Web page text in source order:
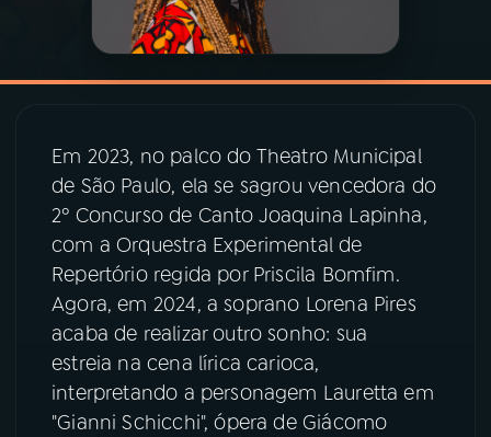
PODCASTS
06VIDEOCASTS
07 ÚLTIMAS
08PRÊMIO RÁDIO MEC
ACOMPANHE A RÁDIO MEC
YouTube Facebook
Instagram
Em 2023, no palco do Theatro Municipal
de São Paulo, ela se sagrou vencedora do
2º Concurso de Canto Joaquina Lapinha,
com a Orquestra Experimental de
Repertório regida por Priscila Bomfim.
Agora, em 2024, a soprano Lorena Pires
acaba de realizar outro sonho: sua
estreia na cena lírica carioca,
interpretando a personagem Lauretta em
"Gianni Schicchi", ópera de Giácomo